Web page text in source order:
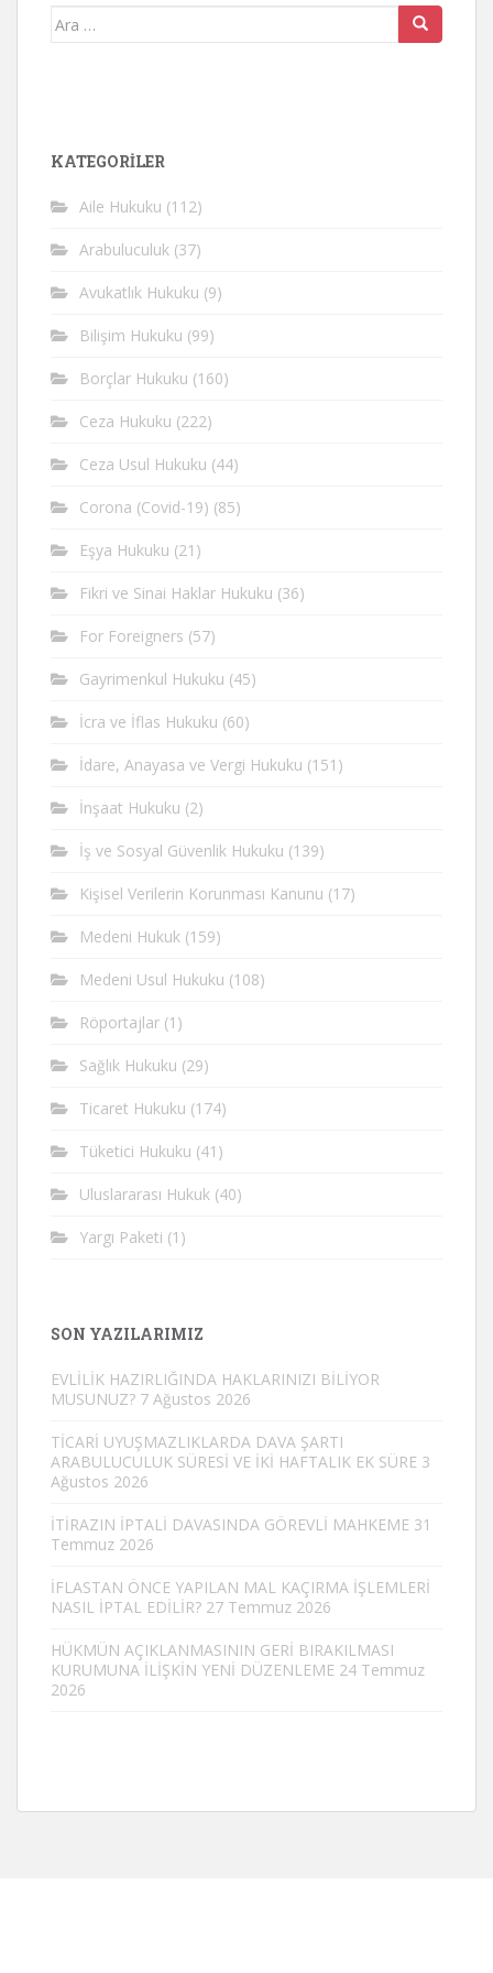
Arama
KATEGORİLER
Aile Hukuku (112)
Arabuluculuk (37)
Avukatlık Hukuku (9)
Bilişim Hukuku (99)
Borçlar Hukuku (160)
Ceza Hukuku (222)
Ceza Usul Hukuku (44)
Corona (Covid-19) (85)
Eşya Hukuku (21)
Fikri ve Sinai Haklar Hukuku (36)
For Foreigners (57)
Gayrimenkul Hukuku (45)
İcra ve İflas Hukuku (60)
İdare, Anayasa ve Vergi Hukuku (151)
İnşaat Hukuku (2)
İş ve Sosyal Güvenlik Hukuku (139)
Kişisel Verilerin Korunması Kanunu (17)
Medeni Hukuk (159)
Medeni Usul Hukuku (108)
Röportajlar (1)
Sağlık Hukuku (29)
Ticaret Hukuku (174)
Tüketici Hukuku (41)
Uluslararası Hukuk (40)
Yargı Paketi (1)
SON YAZILARIMIZ
EVLİLİK HAZIRLIĞINDA HAKLARINIZI BİLİYOR
MUSUNUZ? 7 Ağustos 2026
TİCARİ UYUŞMAZLIKLARDA DAVA ŞARTI
ARABULUCULUK SÜRESİ VE İKİ HAFTALIK EK SÜRE 3
Ağustos 2026
İTİRAZIN İPTALİ DAVASINDA GÖREVLİ MAHKEME 31
Temmuz 2026
İFLASTAN ÖNCE YAPILAN MAL KAÇIRMA İŞLEMLERİ
NASIL İPTAL EDİLİR? 27 Temmuz 2026
HÜKMÜN AÇIKLANMASININ GERİ BIRAKILMASI
KURUMUNA İLİŞKİN YENİ DÜZENLEME 24 Temmuz
2026